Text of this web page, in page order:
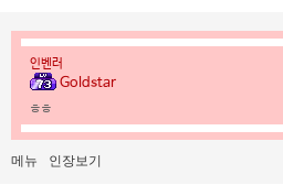
인벤러
Goldstar
ㅎㅎ
메뉴 인장보기